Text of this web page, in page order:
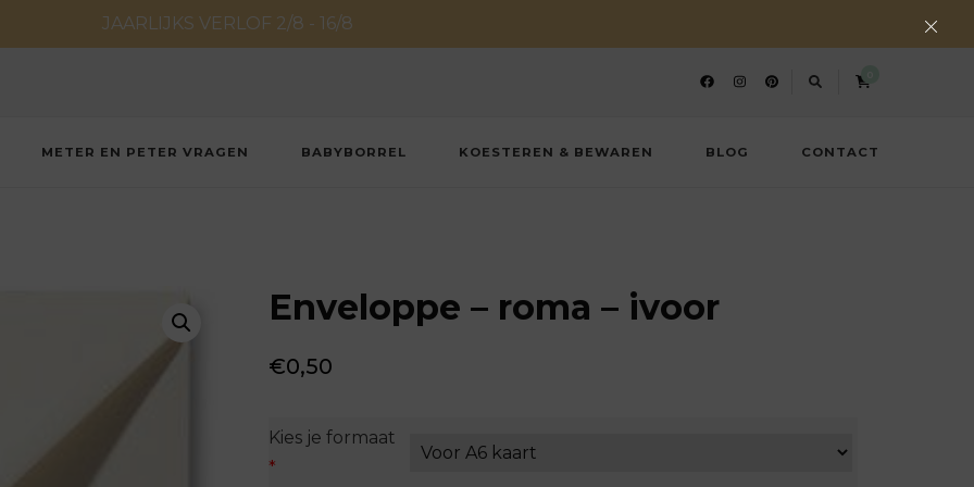
JAARLIJKS VERLOF 2/8 - 16/8
METER EN PETER VRAGEN BABYBORREL KOESTEREN & BEWAREN BLOG CONTACT
Enveloppe – roma – ivoor
€0,50
Kies je formaat
*